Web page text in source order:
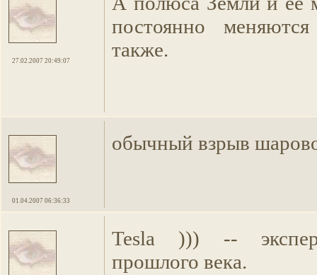
27.02.2007 20:49:07
постоянно
также.
01.04.2007 06:36:33
обычный взрыв
Tesla ))) --
прошлого века.